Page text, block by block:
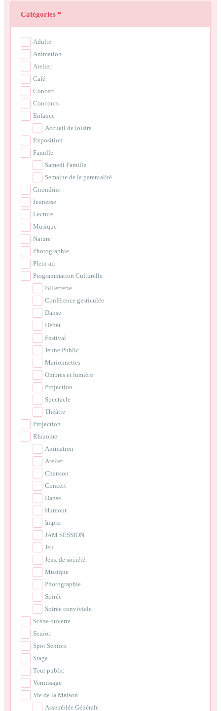
Catégories *
Adulte
Animation
Atelier
Café
Concert
Concours
Enfance
Accueil de loisirs
Exposition
Famille
Samedi Famille
Semaine de la parentalité
Girondins
Jeunesse
Lecture
Musique
Nature
Photographie
Plein air
Programmation Culturelle
Billetterie
Conférence gesticulée
Danse
Débat
Festival
Jeune Public
Marionnettes
Ombres et lumière
Projection
Spectacle
Théâtre
Projection
Rhizome
Animation
Atelier
Chanson
Concert
Danse
Humour
Impro
JAM SESSION
Jeu
Jeux de société
Musique
Photographie
Soirée
Soirée conviviale
Scène ouverte
Senior
Spot Seniors
Stage
Tout public
Vernissage
Vie de la Maison
Assemblée Générale